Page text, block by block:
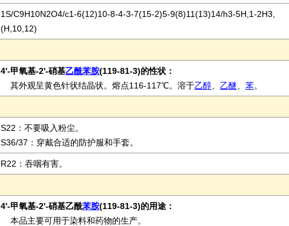
1S/C9H10N2O4/c1-6(12)10-8-4-3-7(15-2)5-9(8)11(13)14/h3-5H,1-2H3,
(H,10,12)
4'-甲氧基-2'-硝基乙酰苯胺(119-81-3)的性状：
其外观呈黄色针状结晶状。熔点116-117℃。溶于乙醇 乙醚 苯。
S22：不要吸入粉尘。
S36/37：穿戴合适的防护服和手套。
R22：吞咽有害。
4'-甲氧基-2'-硝基乙酰苯胺(119-81-3)的用途：
本品主要可用于染料和药物的生产。